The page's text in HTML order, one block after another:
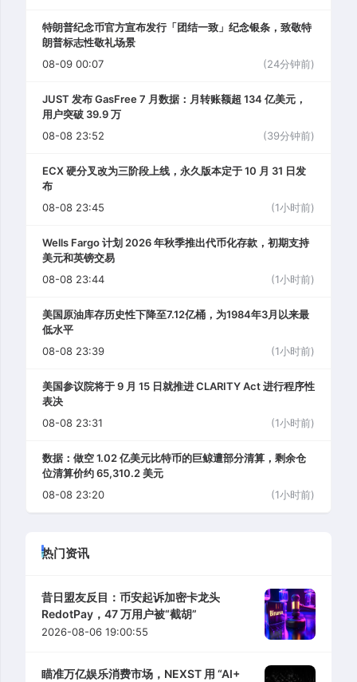
特朗普纪念币官方宣布发行「团结一致」纪念银条，致敬特
朗普标志性敬礼场景
08-09 00:07
(24分钟前)
JUST 发布 GasFree 7 月数据：月转账额超 134 亿美元，
用户突破 39.9 万
08-08 23:52
(39分钟前)
ECX 硬分叉改为三阶段上线，永久版本定于 10 月 31 日发
布
08-08 23:45
(1小时前)
Wells Fargo 计划 2026 年秋季推出代币化存款，初期支持
美元和英镑交易
08-08 23:44
(1小时前)
美国原油库存历史性下降至7.12亿桶，为1984年3月以来最
低水平
08-08 23:39
(1小时前)
美国参议院将于 9 月 15 日就推进 CLARITY Act 进行程序性
表决
08-08 23:31
(1小时前)
数据：做空 1.02 亿美元比特币的巨鲸遭部分清算，剩余仓
位清算价约 65,310.2 美元
08-08 23:20
(1小时前)
热门资讯
昔日盟友反目：币安起诉加密卡龙头
RedotPay，47 万用户被“截胡”
2026-08-06 19:00:55
瞄准万亿娱乐消费市场，NEXST 用 “AI+